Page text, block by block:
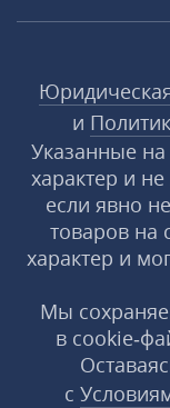
и
Указанные
характер и
если явно
товаров на
характер и
Мы
в
с